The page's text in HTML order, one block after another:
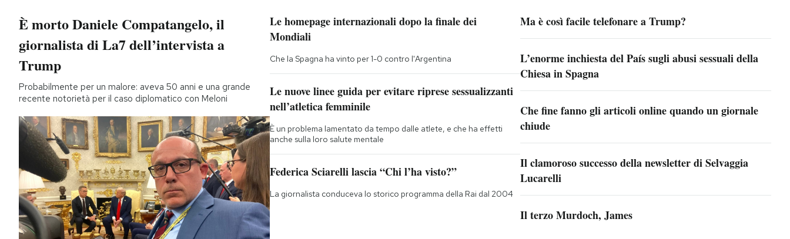
È morto Daniele Compatangelo, il
giornalista di La7 dell’intervista a
Trump
Probabilmente per un malore: aveva 50 anni e una grande
recente notorietà per il caso diplomatico con Meloni
Le homepage internazionali dopo la finale dei
Mondiali
Che la Spagna ha vinto per 1-0 contro l'Argentina
Le nuove linee guida per evitare riprese sessualizzanti
nell’atletica femminile
È un problema lamentato da tempo dalle atlete, e che ha effetti
anche sulla loro salute mentale
Federica Sciarelli lascia “Chi l’ha visto?”
La giornalista conduceva lo storico programma della Rai dal 2004
Ma è così facile telefonare a Trump?
L’enorme inchiesta del País sugli abusi sessuali della
Chiesa in Spagna
Che fine fanno gli articoli online quando un giornale
chiude
Il clamoroso successo della newsletter di Selvaggia
Lucarelli
Il terzo Murdoch, James